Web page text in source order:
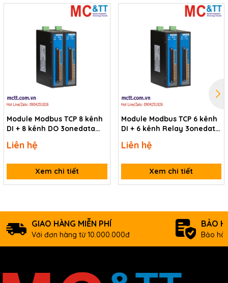
Module Modbus TCP 8 kênh
DI + 8 kênh DO 3onedata
8IO(DI)-8IO(DO)-TB-P(12-
Liên hệ
Xem chi tiết
Module Modbus TCP 6 kênh
DI + 6 kênh Relay 3onedata
6IO(DI)-6IO(RO)-TB-P(12-
Liên hệ
Xem chi tiết
GIAO HÀNG MIỄN PHÍ
Với đơn hàng từ 10.000.000đ
BẢO
Bảo